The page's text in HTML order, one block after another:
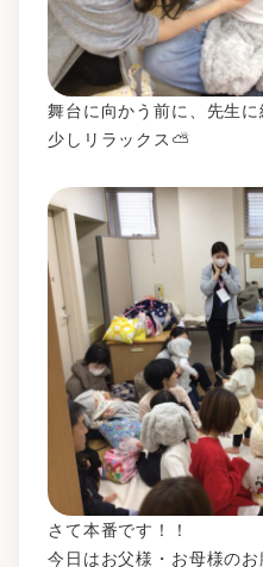
舞台に向かう前に、先生に
少しリラックス⛅
さて本番です！！
今日はお父様・お母様の